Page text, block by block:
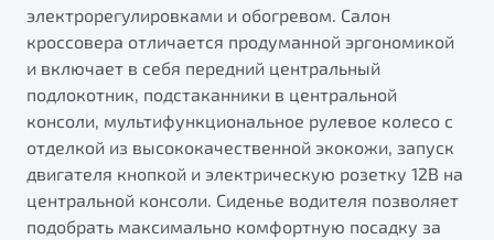
электрорегулировками и обогревом. Салон
кроссовера отличается продуманной эргономикой
и включает в себя передний центральный
подлокотник, подстаканники в центральной
консоли, мультифункциональное рулевое колесо с
отделкой из высококачественной экокожи, запуск
двигателя кнопкой и электрическую розетку 12В на
центральной консоли. Сиденье водителя позволяет
подобрать максимально комфортную посадку за